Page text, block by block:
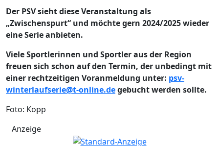
Der PSV sieht diese Veranstaltung als
„Zwischenspurt“ und möchte gern 2024/2025 wieder
eine Serie anbieten.
Viele Sportlerinnen und Sportler aus der Region
freuen sich schon auf den Termin, der unbedingt mit
einer rechtzeitigen Voranmeldung unter: psv-
winterlaufserie@t-online.degebucht werden sollte.
Foto: Kopp
Anzeige